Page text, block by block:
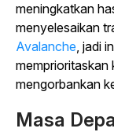
meningkatkan
menyelesaikan
Avalanche, jadi
memprioritaskan
mengorbankan
Masa